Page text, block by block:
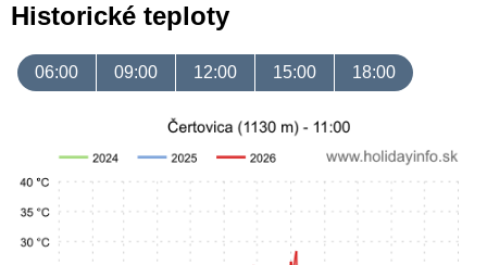
Historické teploty
06:00 09:00 12:00 15:00 18:00